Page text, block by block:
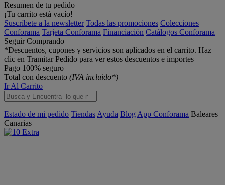
Resumen de tu pedido
¡Tu carrito está vacío!
Suscríbete a la newsletter Todas las promociones Colecciones
Conforama Tarjeta Conforama Financiación Catálogos Conforama
Seguir Comprando
*Descuentos, cupones y servicios son aplicados en el carrito. Haz
clic en Tramitar Pedido para ver estos descuentos e importes
Pago 100% seguro
Total con descuento (IVA incluido*)
Ir Al Carrito
Estado de mi pedido Tiendas Ayuda Blog App Conforama Baleares
Canarias